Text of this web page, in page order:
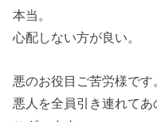
本当。
心配しない方が良い。
悪のお役目ご苦労様です
悪人を全員引き連れて